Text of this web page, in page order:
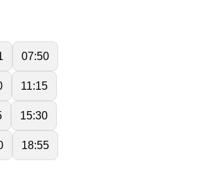
07:50
11:15
15:30
18:55